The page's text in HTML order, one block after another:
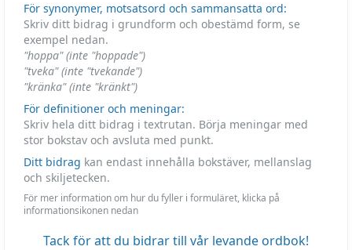
För synonymer, motsatsord och sammansatta ord:
Skriv ditt bidrag i grundform och obestämd form, se
exempel nedan.
"hoppa" (inte "hoppade")
"tveka" (inte "tvekande")
"kränka" (inte "kränkt")
För definitioner och meningar:
Skriv hela ditt bidrag i textrutan. Börja meningar med
stor bokstav och avsluta med punkt.
Ditt bidrag kan endast innehålla bokstäver, mellanslag
och skiljetecken.
För mer information om hur du fyller i formuläret, klicka på
informationsikonen nedan
Tack för att du bidrar till vår levande ordbok!